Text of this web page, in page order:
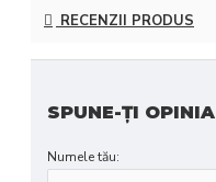
RECENZII PRODUS
SPUNE-ŢI OPINIA
Numele tău: